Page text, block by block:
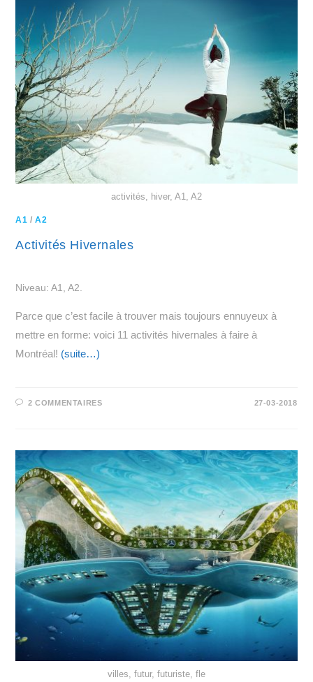
activités, hiver, A1, A2
A1 /A2
Activités Hivernales
Niveau: A1, A2.
Parce que c’est facile à trouver mais toujours ennuyeux à
mettre en forme: voici 11 activités hivernales à faire à
Montréal! (suite…)
2 COMMENTAIRES 27-03-2018
villes, futur, futuriste, fle